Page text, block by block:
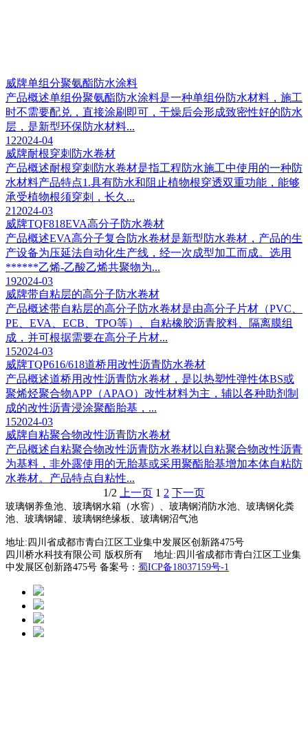
威牌单组分聚氨酯防水涂料
产品概述单组份聚氨酯防水涂料是一种单组份防水材料，施工
时不需要配兑，直接涂刷即可，干燥后会形成致密性好的防水
层，是新型环保防水材料...
122024-04
威牌耐根穿刺防水卷材
产品概述耐根穿刺防水卷材是指工程防水施工中使用的一种防
水材料产品特点1.具有防水和阻止植物根穿透双重功能，能够
承受植物根须穿刺，长久...
21 2024-03
威牌TQF818EVA高分子防水卷材
产品概述EVA高分子复合防水卷材是新型防水卷材，产品的生
产设备为压延法自动化生产线，经一次成型加工而成。选用
******乙烯-乙酸乙烯共聚物为...
192024-03
威牌带自粘层的高分子防水卷材
产品概述带自粘层的高分子防水卷材是由高分子片材（PVC、
PE、EVA、ECB、TPO等）、自粘橡胶沥青胶料、隔离膜组
成，并可根据需要在高分子片材...
152024-03
威牌TQP616/618道桥用改性沥青防水卷材
产品概述道桥用改性沥青防水卷材，是以热塑性弹性体BS或
聚烯烃聚合物APP（APAO）改性材料为主，辅以各种助剂制
成的改性沥青浸涂聚酯胎基，...
152024-03
威牌自粘聚合物改性沥青防水卷材
产品概述自粘聚合物改性沥青防水卷材以自粘聚合物改性沥青
为基料，非外露使用的无胎基或采用聚酯胎基增加本体自粘防
水卷材。产品特点自粘性...
1/2
上一页 1 2 下一页
玻璃钢养鱼池、玻璃钢水箱（水窖）、玻璃钢消防水池、玻璃钢化粪
池、玻璃钢罐、玻璃钢绝缘板、玻璃钢沼气池
地址:四川省成都市青白江区工业集中发展区创新路475号
四川桥水科技有限公司 版权所有 地址:四川省成都市青白江区工业集
中发展区创新路475号 备案号： 蜀ICP备18037159号-1